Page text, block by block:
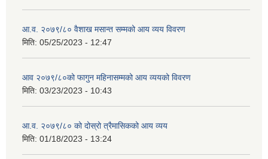
आ.व. २०७९/८० वैशाख मसान्त सम्मको आय व्यय विवरण
मिति: 05/25/2023 - 12:47
आव २०७९/८०को फागुन महिनासम्मको आय व्ययको विवरण
मिति: 03/23/2023 - 10:43
आ.व. २०७९/८० को दोस्रो त्रैमासिकको आय व्यय
मिति: 01/18/2023 - 13:24